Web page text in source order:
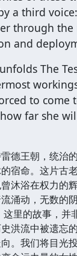
a third
through the
and
The
to come
far she
德王朝，统治
宿命。这片古
沐浴在权力的
涌动，无数的
这里的故事，并
洪流中被遗忘
。我们将目光